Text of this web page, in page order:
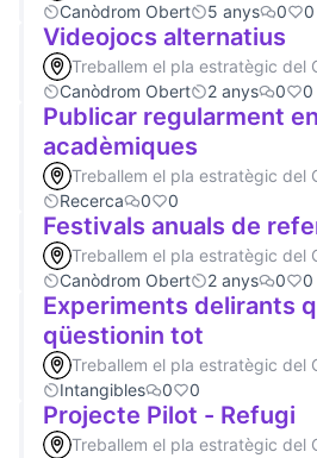
Canòdrom Obert
5 anys 0 0
Videojocs alternatius
Treballem el pla estratègic del
Canòdrom Obert
2 anys 0 0
Publicar regularment
acadèmiques
Treballem el pla estratègic del
Recerca
0 0
Festivals anuals de
Treballem el pla estratègic del
Canòdrom Obert
2 anys 0 0
Experiments delirants
qüestionin tot
Treballem el pla estratègic del
Intangibles
0 0
Projecte Pilot - Refugi
Treballem el pla estratègic del